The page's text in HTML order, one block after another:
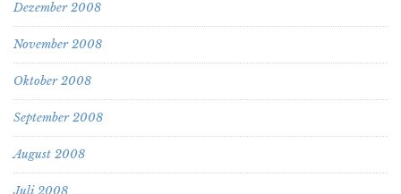
Dezember 2008
November 2008
Oktober 2008
September 2008
August 2008
Juli 2008